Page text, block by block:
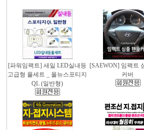
[파워임팩트] 새일 LED실내등
고급형 풀세트 _ 올뉴스포티지
QL (일반형)
[SAEWON] 임팩트
커버